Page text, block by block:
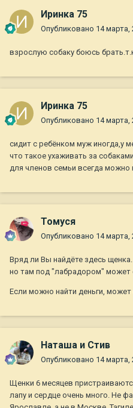
Иринка 75
Опубликовано 14 марта,
взрослую собаку боюсь
Иринка 75
Опубликовано 14 марта,
сидит с ребёнком муж иногда,у
что такое ухаживать за
для членов семьи всегда можно
Томуся
Опубликовано 14 марта,
Вряд ли Вы найдёте здесь
но там под "лабрадором" может
Если можно найти деньги,
Наташа и Стив
Опубликовано 14 марта,
Щенки 6 месяцев
лапу и сердце очень много. Не